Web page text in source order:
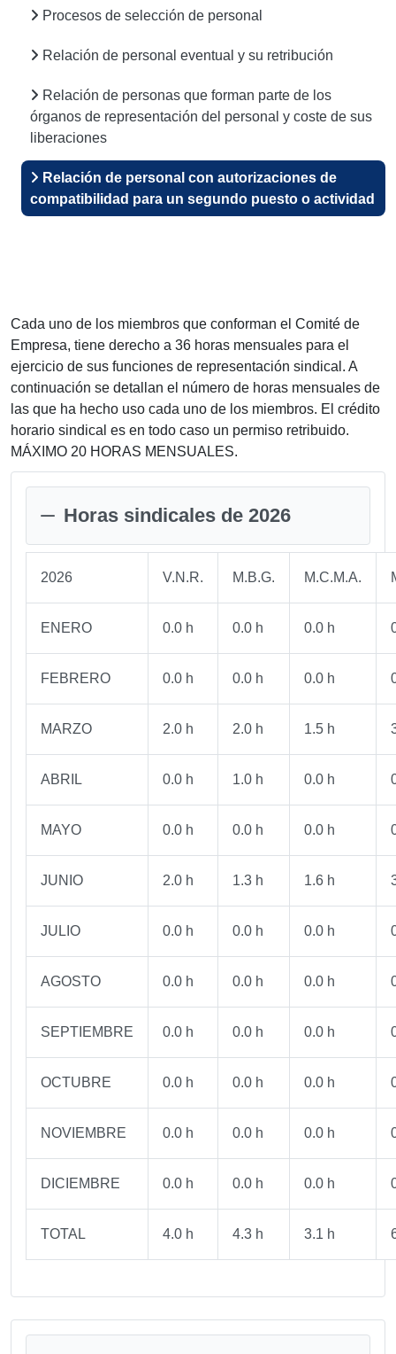
Cada uno de los miembros que conforman el Comité de
Empresa, tiene derecho a 36 horas mensuales para el
ejercicio de sus funciones de representación sindical. A
continuación se detallan el número de horas mensuales de
las que ha hecho uso cada uno de los miembros. El crédito
horario sindical es en todo caso un permiso retribuido.
MÁXIMO 20 HORAS MENSUALES.
Horas sindicales de 2026
2026 V.N.R. M.B.G. M.C.M.A.
ENERO 0.0 h 0.0 h 0.0 h
FEBRERO 0.0 h 0.0 h 0.0 h
MARZO 2.0 h 2.0 h 1.5 h
ABRIL 0.0 h 1.0 h 0.0 h
MAYO 0.0 h 0.0 h 0.0 h
JUNIO 2.0 h 1.3 h 1.6 h
JULIO 0.0 h 0.0 h 0.0 h
AGOSTO 0.0 h 0.0 h 0.0 h
SEPTIEMBRE 0.0 h 0.0 h 0.0 h
OCTUBRE 0.0 h 0.0 h 0.0 h
NOVIEMBRE 0.0 h 0.0 h 0.0 h
DICIEMBRE 0.0 h 0.0 h 0.0 h
TOTAL 4.0 h 4.3 h 3.1 h
Procesos de selección de personal
Relación de personal eventual y su retribución
Relación de personas que forman parte de los
órganos de representación del personal y coste de sus
liberaciones
Relación de personal con autorizaciones de
compatibilidad para un segundo puesto o actividad